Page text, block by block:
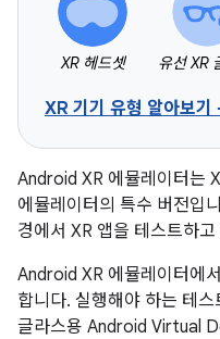
XR 헤드셋 유선 XR
XR 기기 유형 알아보
Android XR 에뮬레이터는
에뮬레이터의 특수 버전입
경에서 XR 앱을 테스트하
Android XR 에뮬레이터에
합니다. 실행해야 하는 테
글라스용 Android Virtual